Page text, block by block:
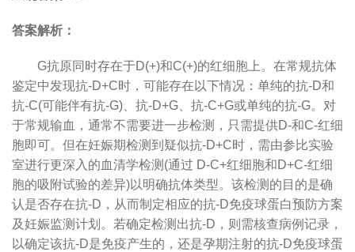
答案解析：
G抗原同时存在于D(+)和C(+)的红细胞上。在常规抗体
鉴定中发现抗-D+C时，可能存在以下情况：单纯的抗-D和
抗-C(可能伴有抗-G)、抗-D+G、抗-C+G或单纯的抗-G。对
于常规输血，通常不需要进一步检测，只需提供D-和C-红细
胞即可。但在妊娠期检测到疑似抗-D+C时，需由参比实验
室进行更深入的血清学检测(通过 D-C+红细胞和D+C-红细
胞的吸附试验的差异)以明确抗体类型。该检测的目的是确
认是否存在抗-D，从而制定相应的抗-D免疫球蛋白预防方案
及妊娠监测计划。若确定检测出抗-D，则需核查病例记录，
以确定该抗-D是免疫产生的，还是孕期注射的抗-D免疫球蛋